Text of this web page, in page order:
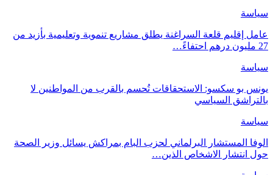
سياسة
عامل إقليم قلعة السراغنة يطلق مشاريع تنموية وتعليمية بأزيد من
27 مليون درهم احتفاءً…
سياسة
يونس بو سكسو: الاستحقاقات تُحسم بالقرب من المواطنين لا
بالتراشق السياسي
سياسة
الوفا المستشار البرلماني لحزب البام بمراكش يسائل وزير الصحة
حول انتشار الاشخاص الذين…